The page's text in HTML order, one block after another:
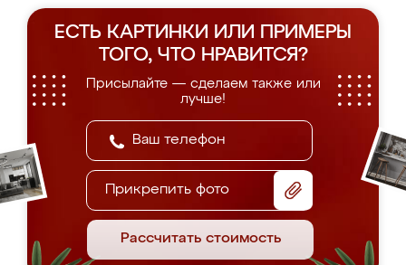
ЕСТЬ КАРТИНКИ ИЛИ ПРИМЕРЫ
ТОГО, ЧТО НРАВИТСЯ?
Присылайте — сделаем также или
лучше!
Прикрепить фото
Рассчитать стоимость